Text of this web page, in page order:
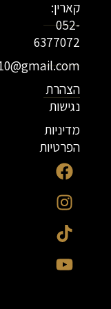
קארין:
052-
6377072
הצהרת
נגישות
מדיניות
הפרטיות